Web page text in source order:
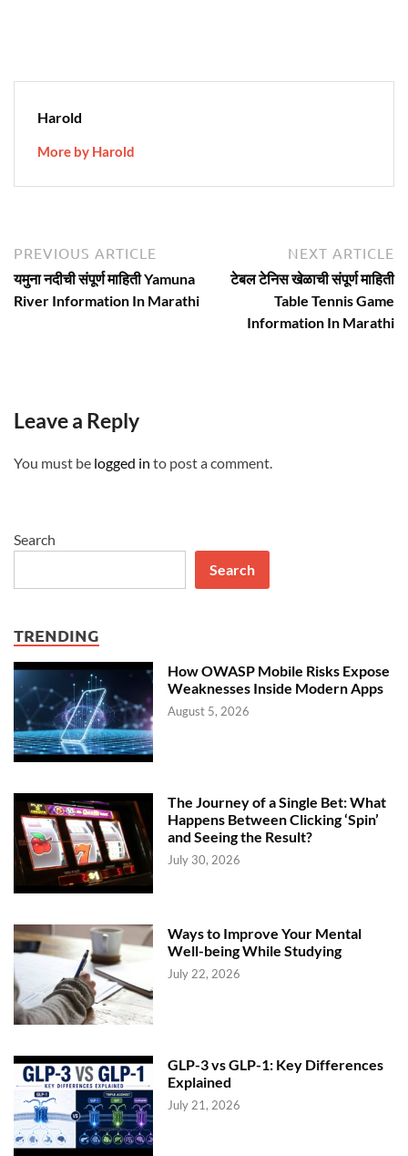
Harold
More by Harold
Post
navigation
PREVIOUS ARTICLE
article:
यमुना नदीची संपूर्ण माहिती Yamuna
River Information In Marathi
NEXT ARTICLE
टेबल टेनिस खेळाची संपूर्ण माहिती
Table Tennis Game
Information In Marathi
Leave a Reply
You must be logged in to post a comment.
Search
Search
TRENDING
How OWASP Mobile Risks Expose
Weaknesses Inside Modern Apps
August 5, 2026
The Journey of a Single Bet: What
Happens Between Clicking ‘Spin’
and Seeing the Result?
July 30, 2026
Ways to Improve Your Mental
Well-being While Studying
July 22, 2026
GLP-3 vs GLP-1: Key Differences
Explained
July 21, 2026